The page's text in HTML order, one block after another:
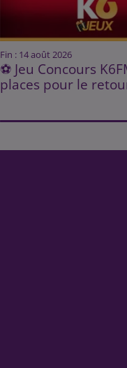
Fin : 14 août 2026
⚽ Jeu Concours
places pour le